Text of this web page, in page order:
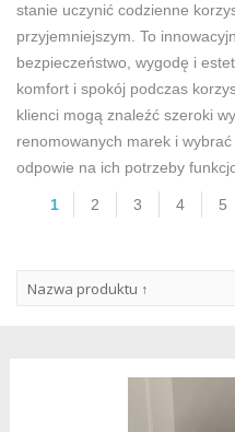
stanie uczynić codzienne
przyjemniejszym. To
bezpieczeństwo, wygodę i
komfort i spokój podczas
klienci mogą znaleźć szeroki
renomowanych marek i
odpowie na ich potrzeby
1 2 3 4 5